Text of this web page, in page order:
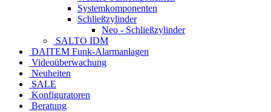
Systemkomponenten
Schließzylinder
Neo - Schließzylinder
SALTO IDM
DAITEM Funk-Alarmanlagen
Videoüberwachung
Neuheiten
SALE
Konfiguratoren
Beratung